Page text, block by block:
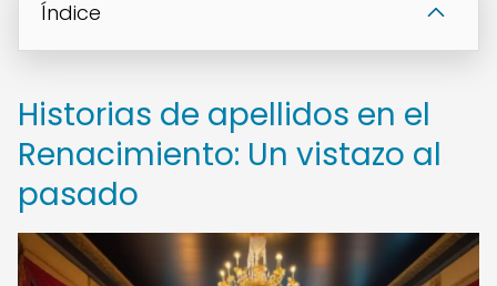
Índice
Historias de apellidos en el
Renacimiento: Un vistazo al
pasado